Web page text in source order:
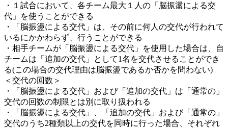
・１試合において、各チーム最大１人の「脳振盪による交
代」を使うことができる
・「脳振盪による交代」は、その前に何人の交代が行われて
いるにかかわらず、行うことができる
・相手チームが「脳振盪による交代」を使用した場合は、自
チームは「追加の交代」として1名を交代させることができ
る(この場合の交代理由は脳振盪であるか否かを問わない)
＜交代の回数＞
・「脳振盪による交代」および「追加の交代」は「通常の」
交代の回数の制限とは別に取り扱われる
・「脳振盪による交代」、「追加の交代」および「通常の」
交代のうち2種類以上の交代を同時に行った場合、それぞれ